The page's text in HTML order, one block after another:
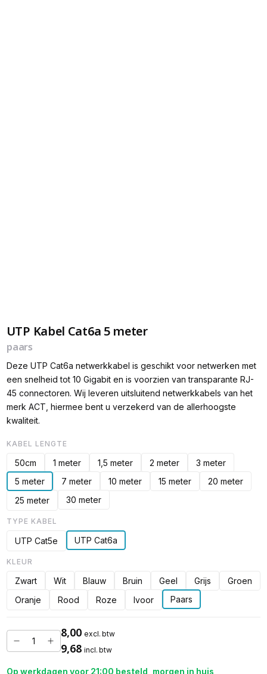
UTP Kabel Cat6a 5 meter
paars
Deze UTP Cat6a netwerkkabel is geschikt voor netwerken met
een snelheid tot 10 Gigabit en is voorzien van transparante RJ-
45 connectoren. Wij leveren uitsluitend netwerkkabels van het
merk ACT, hiermee bent u verzekerd van de allerhoogste
kwaliteit.
KABEL LENGTE
50cm 1 meter 1,5 meter 2 meter
3 meter
5 meter
7 meter 10 meter 15 meter
20 meter
25 meter
30 meter
TYPE KABEL
UTP Cat5e UTP Cat6a
KLEUR
Zwart Wit Blauw Bruin Geel Grijs
Groen
Oranje
Rood Roze Ivoor Paars
8,00 excl. btw
9,68 incl. btw
Op werkdagen voor 21:00 besteld, morgen in huis